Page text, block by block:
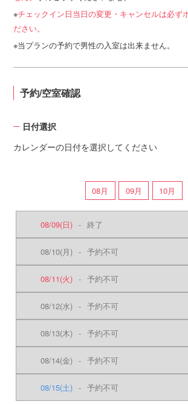
チェックイン日当日の変更・キャンセルは必ず
ださい。
当プランの予約で男性の入室は出来ません。
予約/空室確認
日付選択
カレンダーの日付を選択してください
08月 09月 10月
08/09(日) - 終了
08/10(月) - 予約不可
08/11(火) - 予約不可
08/12(水) - 予約不可
08/13(木) - 予約不可
08/14(金) - 予約不可
08/15(土) - 予約不可